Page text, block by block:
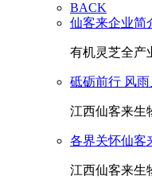
BACK
仙客来企业简
有机灵芝全产
砥砺前行 风雨
江西仙客来生
各界关怀仙客
江西仙客来生